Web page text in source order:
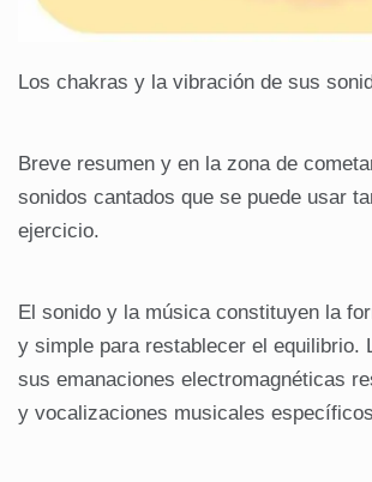
Los chakras y la vibración de sus
Breve resumen y en la zona de
sonidos cantados que se puede usar
ejercicio.
El sonido y la música constituyen la
y simple para restablecer el equilibrio.
sus emanaciones electromagnéticas
y vocalizaciones musicales